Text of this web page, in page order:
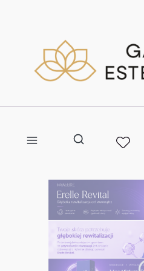
Otwórz wyszukiwarkę